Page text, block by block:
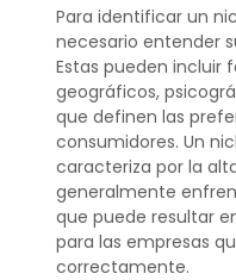
Para identificar un
necesario entender
Estas pueden incluir
geográficos,
que definen las
consumidores. Un
caracteriza por la
generalmente
que puede resultar
para las empresas
correctamente.